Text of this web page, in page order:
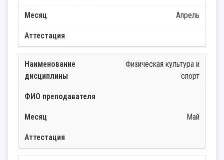
Апрель
Физическая культура и
спорт
Май